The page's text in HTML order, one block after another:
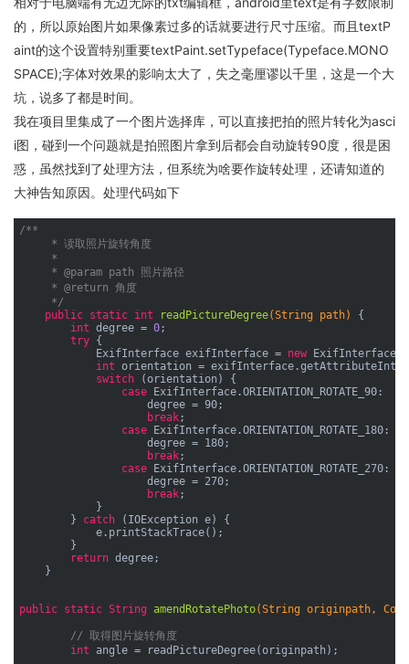
的，所以原始图片如果像素过多的话就要进行尺寸压缩。而且textP
aint的这个设置特别重要textPaint.setTypeface(Typeface.MONO
SPACE);字体对效果的影响太大了，失之毫厘谬以千里，这是一个大
坑，说多了都是时间。
我在项目里集成了一个图片选择库，可以直接把拍的照片转化为asci
i图，碰到一个问题就是拍照图片拿到后都会自动旋转90度，很是困
惑，虽然找到了处理方法，但系统为啥要作旋转处理，还请知道的
大神告知原因。处理代码如下
/**
     * 读取照片旋转角度
     *
     *
@param path 照片路径
     *
@return 角度
     */
public static int readPictureDegree(String path)
{
int degree = 0 ;
try {
            ExifInterface exifInterface =
new
int orientation =
switch (orientation) {
case ExifInterface.ORIENTATION_ROTATE_90:
                    degree = 90;
break ;
case ExifInterface.ORIENTATION_ROTATE_180:
                    degree = 180;
break ;
case ExifInterface.ORIENTATION_ROTATE_270:
                    degree = 270;
break ;
            }
        }
catch (IOException e) {
            e.printStackTrace();
        }
return degree;
    }
public static String amendRotatePhoto(String originpath,
// 取得图片旋转角度
int angle = readPictureDegree(originpath);